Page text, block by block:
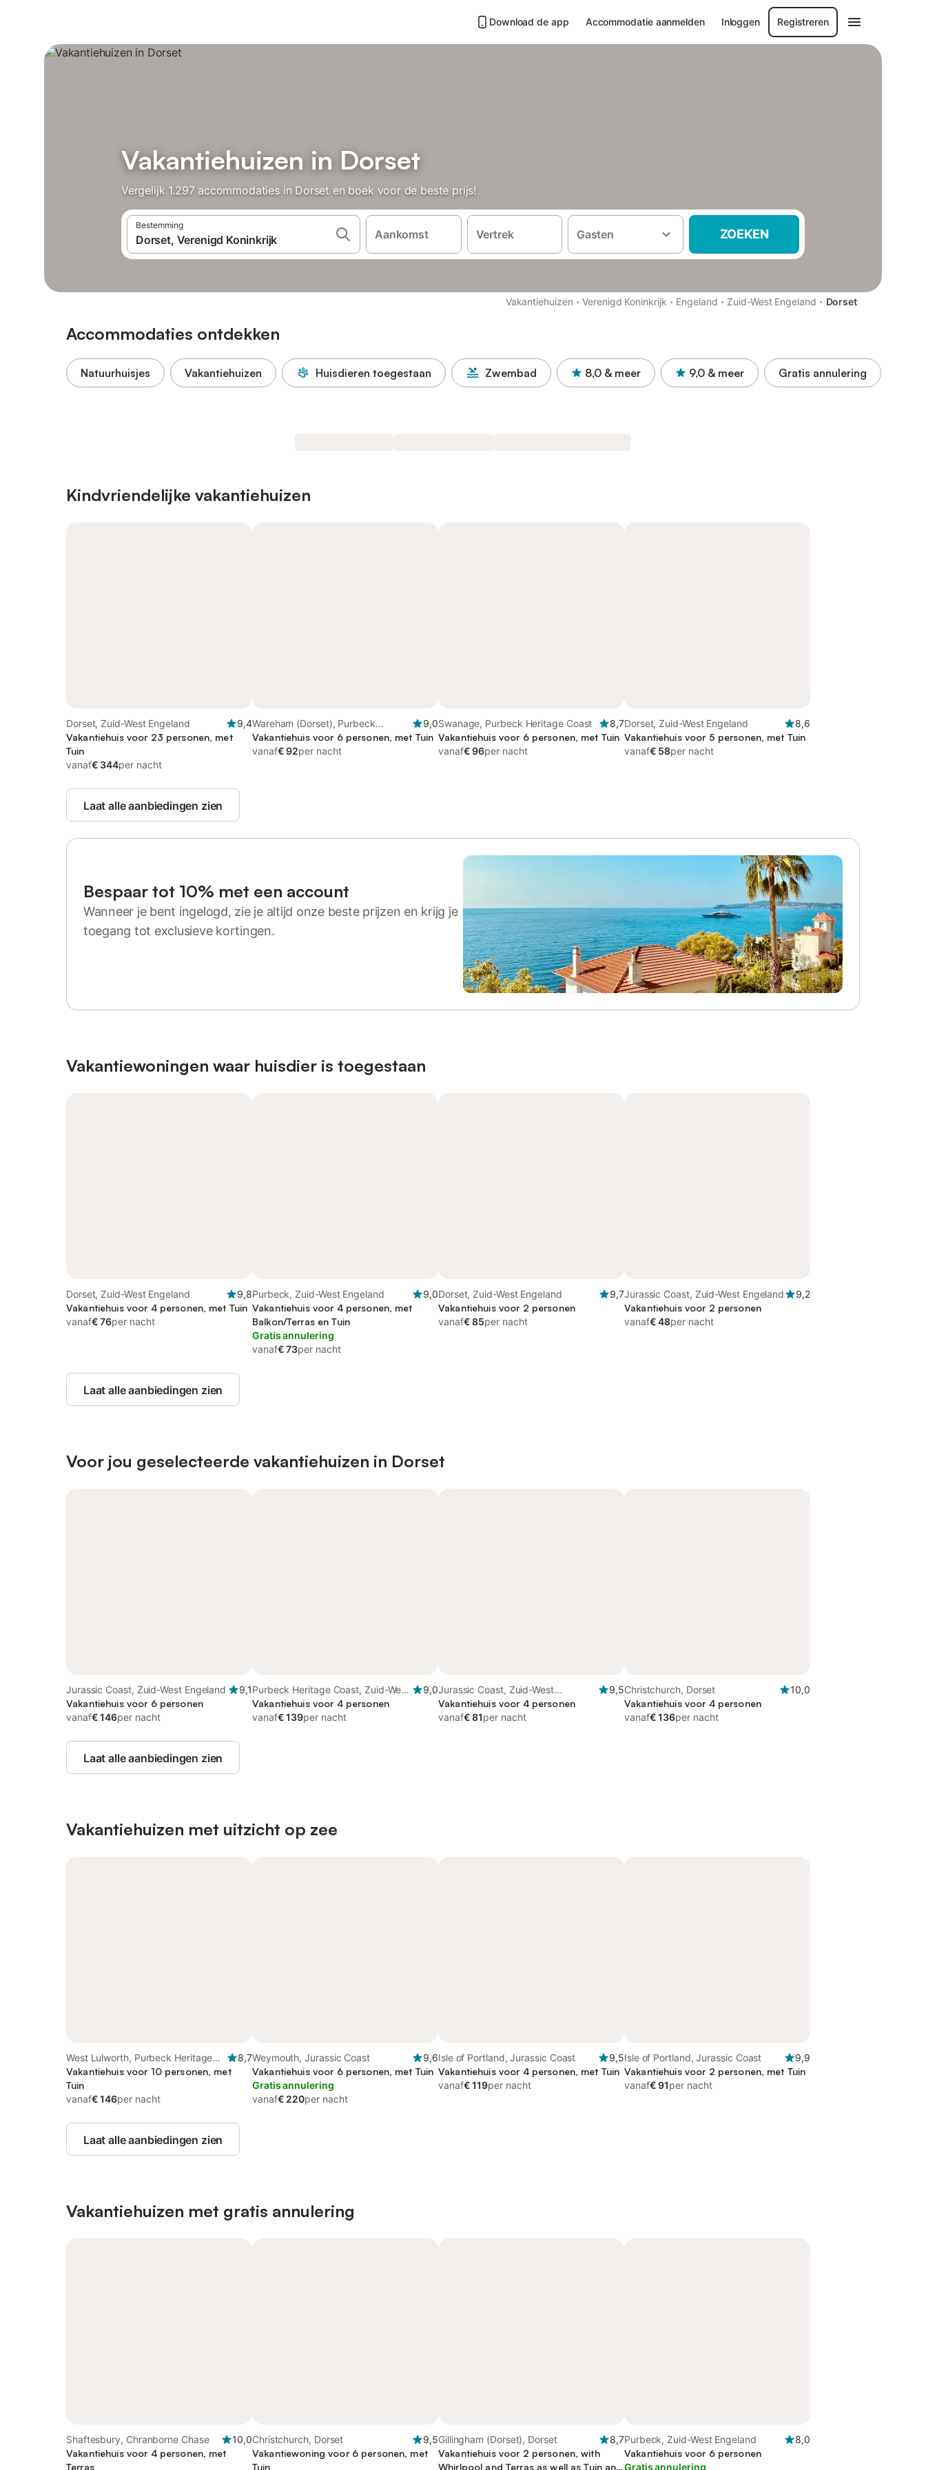
Download de app Accommodatie aanmelden Inloggen Registreren
Vakantiehuizen in Dorset
Vergelijk 1.297 accommodaties in Dorset en boek voor de beste prijs!
Bestemming
Aankomst Vertrek Gasten ZOEKEN
Vakantiehuizen · Verenigd Koninkrijk · Engeland · Zuid-West Engeland · Dorset
Accommodaties ontdekken
Natuurhuisjes Vakantiehuizen Huisdieren toegestaan Zwembad 8,0 & meer 9,0 & meer Gratis annulering
Kindvriendelijke vakantiehuizen
Dorset, Zuid-West Engeland
9,4
Vakantiehuis voor 23 personen, met
Tuin
vanaf€ 344per nacht
Wareham (Dorset), Purbeck
Heritage Coast
9,0
Vakantiehuis voor 6 personen, met Tuin
vanaf€ 92per nacht
Swanage, Purbeck Heritage Coast
8,7
Vakantiehuis voor 6 personen, met Tuin
vanaf€ 96per nacht
Dorset, Zuid-West Engeland
8,6
Vakantiehuis voor 5 personen, met Tuin
vanaf€ 58per nacht
Laat alle aanbiedingen zien
Bespaar tot 10% met een account
Wanneer je bent ingelogd, zie je altijd onze beste prijzen en krijg je
toegang tot exclusieve kortingen.
Vakantiewoningen waar huisdier is toegestaan
Dorset, Zuid-West Engeland
9,8
Vakantiehuis voor 4 personen, met Tuin
vanaf€ 76per nacht
Purbeck, Zuid-West Engeland
9,0
Vakantiehuis voor 4 personen, met
Balkon/Terras en Tuin
Gratis annulering
vanaf€ 73per nacht
Dorset, Zuid-West Engeland
9,7
Vakantiehuis voor 2 personen
vanaf€ 85per nacht
Jurassic Coast, Zuid-West Engeland
9,2
Vakantiehuis voor 2 personen
vanaf€ 48per nacht
Laat alle aanbiedingen zien
Voor jou geselecteerde vakantiehuizen in Dorset
Jurassic Coast, Zuid-West Engeland
9,1
Vakantiehuis voor 6 personen
vanaf€ 146per nacht
Purbeck Heritage Coast, Zuid-West
Engeland
9,0
Vakantiehuis voor 4 personen
vanaf€ 139per nacht
Jurassic Coast, Zuid-West
Engeland
9,5
Vakantiehuis voor 4 personen
vanaf€ 81per nacht
Christchurch, Dorset
10,0
Vakantiehuis voor 4 personen
vanaf€ 136per nacht
Laat alle aanbiedingen zien
Vakantiehuizen met uitzicht op zee
West Lulworth, Purbeck Heritage
Coast
8,7
Vakantiehuis voor 10 personen, met
Tuin
vanaf€ 146per nacht
Weymouth, Jurassic Coast
9,6
Vakantiehuis voor 6 personen, met Tuin
Gratis annulering
vanaf€ 220per nacht
Isle of Portland, Jurassic Coast
9,5
Vakantiehuis voor 4 personen, met Tuin
vanaf€ 119per nacht
Isle of Portland, Jurassic Coast
9,9
Vakantiehuis voor 2 personen, met Tuin
vanaf€ 91per nacht
Laat alle aanbiedingen zien
Vakantiehuizen met gratis annulering
Shaftesbury, Chranborne Chase
10,0
Vakantiehuis voor 4 personen, met
Terras
Christchurch, Dorset
9,5
Vakantiewoning voor 6 personen, met
Tuin
Gillingham (Dorset), Dorset
8,7
Vakantiehuis voor 2 personen, with
Whirlpool and Terras as well as Tuin and
Purbeck, Zuid-West Engeland
8,0
Vakantiehuis voor 6 personen
Gratis annulering